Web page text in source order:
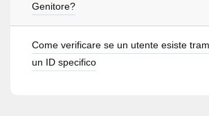
Genitore?
Come verificare se un utente esiste
un ID specifico